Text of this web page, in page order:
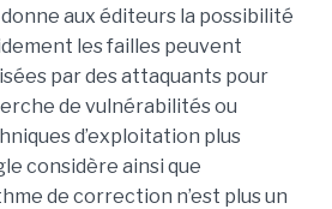
aux éditeurs la possibilité
les failles peuvent
par des attaquants pour
de vulnérabilités ou
d’exploitation plus
considère ainsi que
de correction n’est plus un